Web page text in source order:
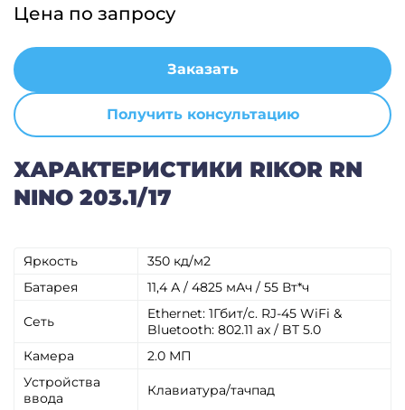
Цена по запросу
Заказать
Получить консультацию
ХАРАКТЕРИСТИКИ RIKOR RN
NINO 203.1/17
Яркость
350 кд/м2
Батарея
11,4 А / 4825 мАч / 55 Вт*ч
Сеть
Ethernet: 1Гбит/c. RJ-45 WiFi &
Bluetooth: 802.11 ax / BT 5.0
Камера
2.0 МП
Устройства
ввода
Клавиатура/тачпад